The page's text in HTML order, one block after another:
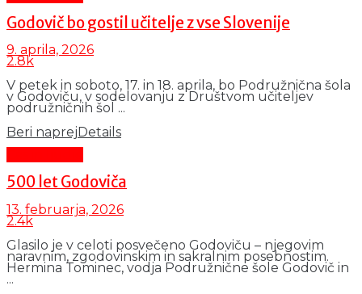
Godovič bo gostil učitelje z vse Slovenije
9. aprila, 2026
2.8k
V petek in soboto, 17. in 18. aprila, bo Podružnična šola
v Godoviču, v sodelovanju z Društvom učiteljev
podružničnih šol ...
Beri naprej Details
500 let Godoviča
13. februarja, 2026
2.4k
Glasilo je v celoti posvečeno Godoviču – njegovim
naravnim, zgodovinskim in sakralnim posebnostim.
Hermina Tominec, vodja Podružnične šole Godovič in
...